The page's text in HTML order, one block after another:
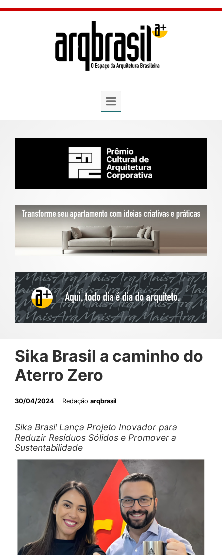
Skip to main content
Sika Brasil a caminho do
Aterro Zero
30/04/2024 Redação arqbrasil
Sika Brasil Lança Projeto Inovador para
Reduzir Resíduos Sólidos e Promover a
Sustentabilidade